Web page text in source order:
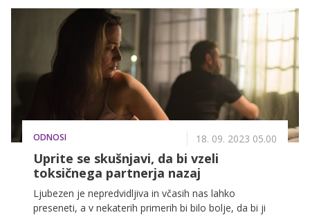
tudi, če smo bili prej v zvezi. Prav tako pa nas ne bo
odrešila neprijetnih in bolečih spominov, če jih želimo
samo na hitro pozdraviti z novo ljubeznijo. In prav
zato se nam ni treba obremenjevati, kdaj bo prišla v
naše življenje, saj običajno pride takrat, ko smo že
zadovoljni in je niti ne iščemo.
ODNOSI 18. 09. 2023 05.00
Uprite se skušnjavi, da bi vzeli
toksičnega partnerja nazaj
Ljubezen je nepredvidljiva in včasih nas lahko
preseneti, a v nekaterih primerih bi bilo bolje, da bi ji